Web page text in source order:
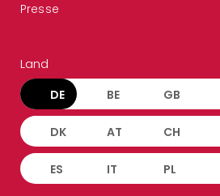
Presse
Land
DE BE GB
DK AT CH
ES IT PL